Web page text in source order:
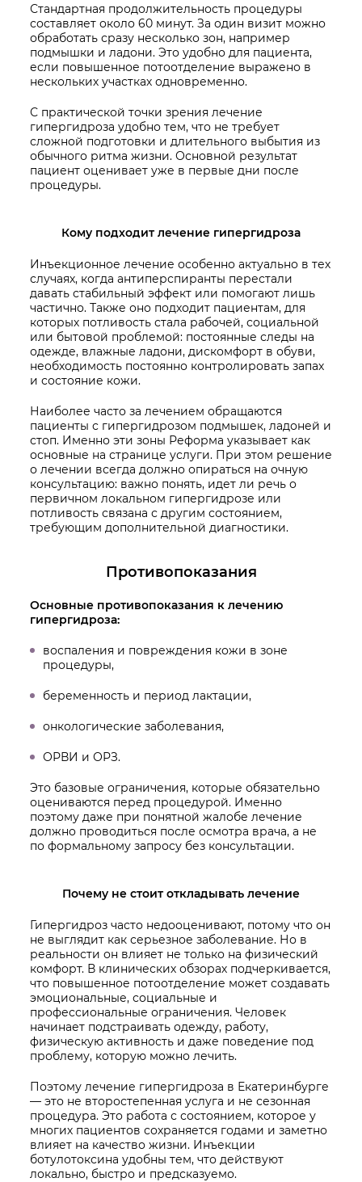
Стандартная продолжительность процедуры
составляет около 60 минут. За один визит можно
обработать сразу несколько зон, например
подмышки и ладони. Это удобно для пациента,
если повышенное потоотделение выражено в
нескольких участках одновременно.
С практической точки зрения лечение
гипергидроза удобно тем, что не требует
сложной подготовки и длительного выбытия из
обычного ритма жизни. Основной результат
пациент оценивает уже в первые дни после
процедуры.
Кому подходит лечение гипергидроза
Инъекционное лечение особенно актуально в тех
случаях, когда антиперспиранты перестали
давать стабильный эффект или помогают лишь
частично. Также оно подходит пациентам, для
которых потливость стала рабочей, социальной
или бытовой проблемой: постоянные следы на
одежде, влажные ладони, дискомфорт в обуви,
необходимость постоянно контролировать запах
и состояние кожи.
Наиболее часто за лечением обращаются
пациенты с гипергидрозом подмышек, ладоней и
стоп. Именно эти зоны Реформа указывает как
основные на странице услуги. При этом решение
о лечении всегда должно опираться на очную
консультацию: важно понять, идет ли речь о
первичном локальном гипергидрозе или
потливость связана с другим состоянием,
требующим дополнительной диагностики.
Противопоказания
Основные противопоказания к лечению
гипергидроза:
воспаления и повреждения кожи в зоне
процедуры,
беременность и период лактации,
онкологические заболевания,
ОРВИ и ОРЗ.
Это базовые ограничения, которые обязательно
оцениваются перед процедурой. Именно
поэтому даже при понятной жалобе лечение
должно проводиться после осмотра врача, а не
по формальному запросу без консультации.
Почему не стоит откладывать лечение
Гипергидроз часто недооценивают, потому что он
не выглядит как серьезное заболевание. Но в
реальности он влияет не только на физический
комфорт. В клинических обзорах подчеркивается,
что повышенное потоотделение может создавать
эмоциональные, социальные и
профессиональные ограничения. Человек
начинает подстраивать одежду, работу,
физическую активность и даже поведение под
проблему, которую можно лечить.
Поэтому лечение гипергидроза в Екатеринбурге
— это не второстепенная услуга и не сезонная
процедура. Это работа с состоянием, которое у
многих пациентов сохраняется годами и заметно
влияет на качество жизни. Инъекции
ботулотоксина удобны тем, что действуют
локально, быстро и предсказуемо.